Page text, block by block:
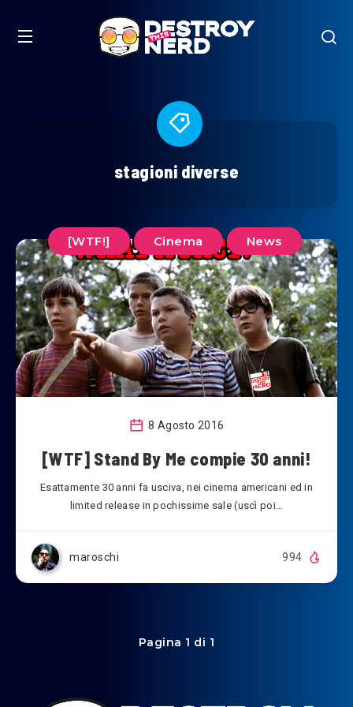
stagioni diverse
[WTF!] Cinema News
8 Agosto 2016
[WTF] Stand By Me compie 30 anni!
Esattamente 30 anni fa usciva, nei cinema americani ed in
limited release in pochissime sale (uscì poi…
maroschi 994
Pagina 1 di 1